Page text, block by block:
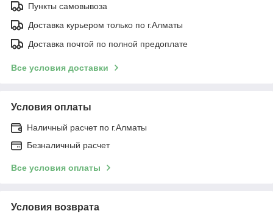
Пункты самовывоза
Доставка курьером только по г.Алматы
Доставка почтой по полной предоплате
Все условия доставки
Условия оплаты
Наличный расчет по г.Алматы
Безналичный расчет
Все условия оплаты
Условия возврата